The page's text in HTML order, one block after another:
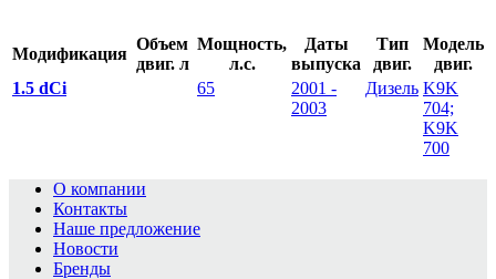
Модификация
Объем
двиг. л
Мощность,
л.с.
Даты
выпуска
Тип
двиг.
Модель
двиг.
1.5 dCi
65
2001 -
2003
Дизель K9K
704;
K9K
700
О компании
Контакты
Наше предложение
Новости
Бренды